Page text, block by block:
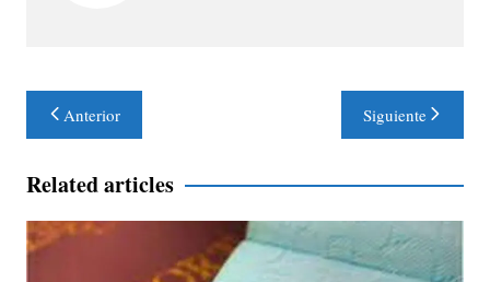
Navegación
de
entradas
Anterior Siguiente
Related articles